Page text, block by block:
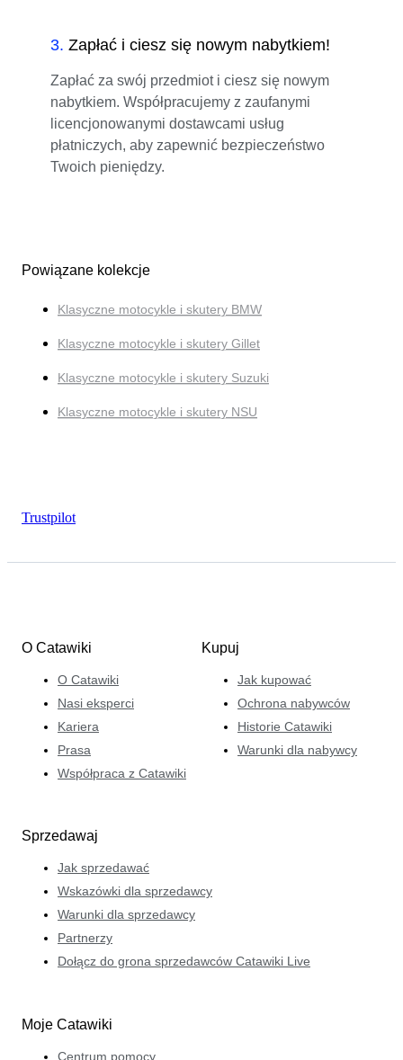
3. Zapłać i ciesz się nowym nabytkiem!
Zapłać za swój przedmiot i ciesz się nowym
nabytkiem. Współpracujemy z zaufanymi
licencjonowanymi dostawcami usług
płatniczych, aby zapewnić bezpieczeństwo
Twoich pieniędzy.
Powiązane kolekcje
Klasyczne motocykle i skutery BMW
Klasyczne motocykle i skutery Gillet
Klasyczne motocykle i skutery Suzuki
Klasyczne motocykle i skutery NSU
Trustpilot
O Catawiki
O Catawiki
Nasi eksperci
Kariera
Prasa
Współpraca z Catawiki
Kupuj
Jak kupować
Ochrona nabywców
Historie Catawiki
Warunki dla nabywcy
Sprzedawaj
Jak sprzedawać
Wskazówki dla sprzedawcy
Warunki dla sprzedawcy
Partnerzy
Dołącz do grona sprzedawców Catawiki Live
Moje Catawiki
Centrum pomocy